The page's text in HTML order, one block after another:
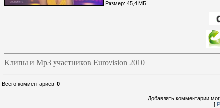
Размер: 45,4 МБ
Клипы и Mp3 участников Eurovision 2010
Всего комментариев: 0
Добавлять комментарии
[